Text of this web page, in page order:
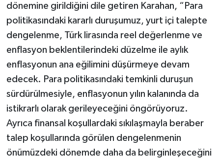
dönemine girildiğini dile getiren Karahan, “Para
politikasındaki kararlı duruşumuz, yurt içi talepte
dengelenme, Türk lirasında reel değerlenme ve
enflasyon beklentilerindeki düzelme ile aylık
enflasyonun ana eğilimini düşürmeye devam
edecek. Para politikasındaki temkinli duruşun
sürdürülmesiyle, enflasyonun yılın kalanında da
istikrarlı olarak gerileyeceğini öngörüyoruz.
Ayrıca finansal koşullardaki sıkılaşmayla beraber
talep koşullarında görülen dengelenmenin
önümüzdeki dönemde daha da belirginleşeceğini